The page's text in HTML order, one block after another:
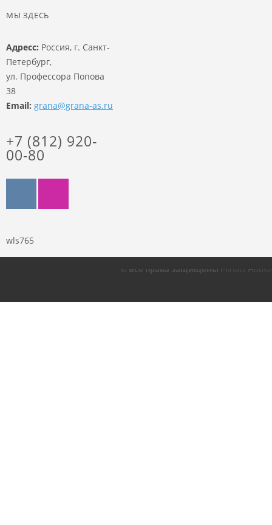
МЫ ЗДЕСЬ
Адресс: Россия, г. Санкт-
Петербург,
ул. Профессора Попова
38
Email: grana@grana-as.ru
+7 (812) 920-
00-80
wls765
© Все права защищены Perfect